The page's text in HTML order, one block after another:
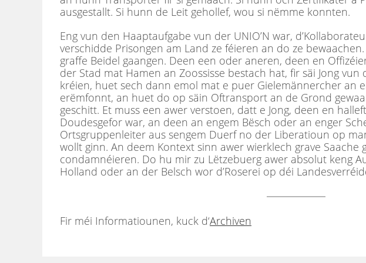
ausgestallt. Si hunn de Leit gehollef, wou si nëmme konnten.
Eng vun den Haaptaufgabe vun der UNIO’N war,
verschidde Prisongen am Land ze féieren an do ze
graffe Beidel gaangen. Deen een oder aneren, deen en
der Stad mat Hamen an Zoossisse bestach hat, fir säi Jong
kréien, huet sech dann emol mat e puer Gielemännercher an
erëmfonnt, an huet do op säin Oftransport an de Grond
geschitt. Et muss een awer verstoen, datt e Jong, deen en
Doudesgefor war, an deen an engem Bësch oder an enger
Ortsgruppenleiter aus sengem Duerf no der Liberatioun op
wollt ginn. An deem Kontext sinn awer wierklech grave Saache
condamnéieren. Do hu mir zu Lëtzebuerg awer absolut keng
Holland oder an der Belsch wor d’Roserei op déi
Fir méi Informatiounen, kuck d‘Archiven